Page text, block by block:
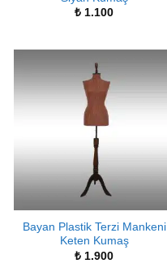
₺ 1.100
Bayan Plastik Terzi Mankeni
Keten Kumaş
₺ 1.900